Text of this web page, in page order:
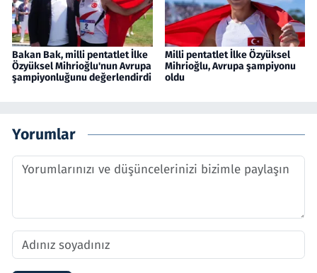
Bakan Bak, milli pentatlet İlke
Özyüksel Mihrioğlu'nun Avrupa
şampiyonluğunu değerlendirdi
Milli pentatlet İlke Özyüksel
Mihrioğlu, Avrupa şampiyonu
oldu
Yorumlar